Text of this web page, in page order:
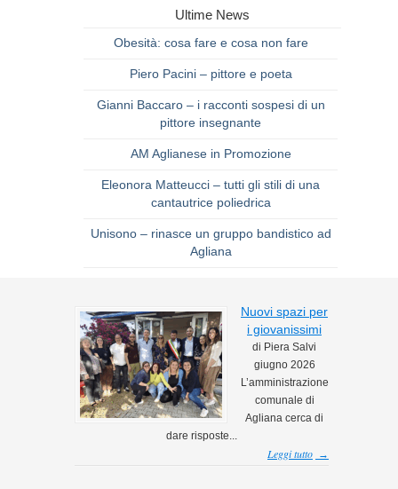
Ultime News
Obesità: cosa fare e cosa non fare
Piero Pacini – pittore e poeta
Gianni Baccaro – i racconti sospesi di un
pittore insegnante
AM Aglianese in Promozione
Eleonora Matteucci – tutti gli stili di una
cantautrice poliedrica
Unisono – rinasce un gruppo bandistico ad
Agliana
Nuovi spazi per
i giovanissimi
di Piera Salvi
giugno 2026
L’amministrazione
comunale di
Agliana cerca di
dare risposte...
Leggi tutto →